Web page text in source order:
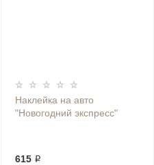
Наклейка на авто
"Новогодний экспресс"
615 ₽